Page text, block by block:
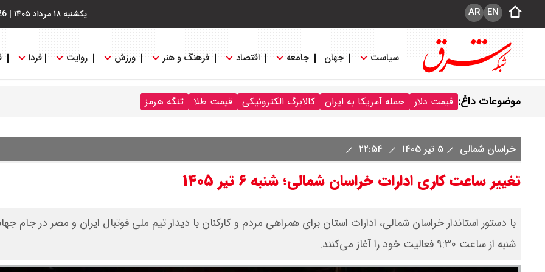
یکشنبه ۱۸ مرداد ۱۴۰۵ | EN
AR
سیاست جهان جامعه اقتصاد فرهنگ و هنر ورزش روایت فردا
موضوعات داغ: قیمت دلار حمله آمریکا به ایران کالابرگ الکترونیکی قیمت طلا تنگه هرمز
خراسان شمالی ۵ تیر ۱۴۰۵
تغییر ساعت کاری ادارات خراسان شمالی؛ شنبه ۶ تیر ۱۴۰۵
شنبه از ساعت ۹:۳۰ فعالیت خود را آغاز می‌کنند.